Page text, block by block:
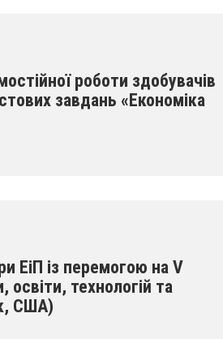
роботи здобувачів
завдань «Економіка
ЕіП із перемогою на V
освіти, технологій та
США)